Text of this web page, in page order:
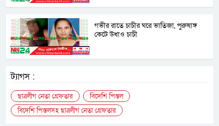
গভীর রাতে চাচীর ঘরে ভাতিজা, পুরুষাঙ্গ
কেটে উধাও চাচী
ট্যাগস :
ছাত্রলীগ নেতা গ্রেফতার
বিদেশি পিস্তল
বিদেশি পিস্তলসহ ছাত্রলীগ নেতা গ্রেফতার